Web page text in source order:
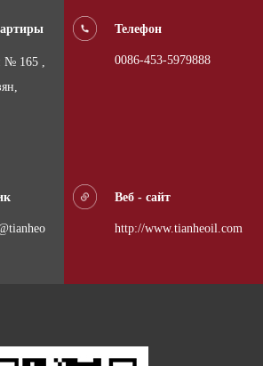
№ 165 ,
Телефон
0086-453-5979888
Веб - сайт
http://www.tianheoil.com